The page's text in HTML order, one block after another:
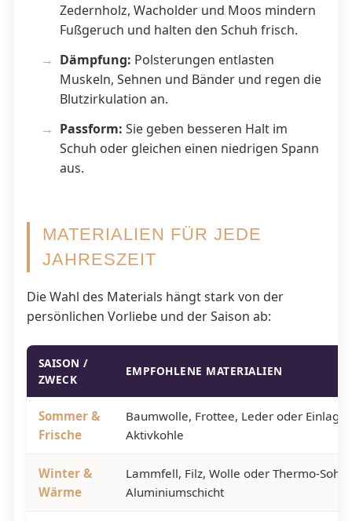
Zedernholz, Wacholder und Moos mindern
Fußgeruch und halten den Schuh frisch.
Dämpfung: Polsterungen entlasten
Muskeln, Sehnen und Bänder und regen die
Blutzirkulation an.
Passform: Sie geben besseren Halt im
Schuh oder gleichen einen niedrigen Spann
aus.
MATERIALIEN FÜR JEDE
JAHRESZEIT
Die Wahl des Materials hängt stark von der
persönlichen Vorliebe und der Saison ab:
SAISON /
ZWECK
EMPFOHLENE MATERIALIEN
Sommer &
Frische
Baumwolle, Frottee, Leder oder
Aktivkohle
Winter &
Wärme
Lammfell, Filz, Wolle oder Thermo-
Aluminiumschicht